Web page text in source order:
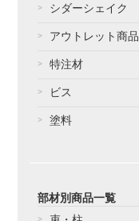
シダーシェイク
アウトレット商品
特注材
ビス
塗料
部材別商品一覧